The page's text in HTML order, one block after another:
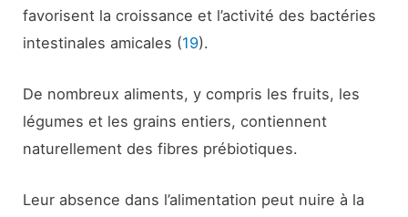
favorisent la croissance et l’activité des bactéries
intestinales amicales (19).
De nombreux aliments, y compris les fruits, les
légumes et les grains entiers, contiennent
naturellement des fibres prébiotiques.
Leur absence dans l’alimentation peut nuire à la